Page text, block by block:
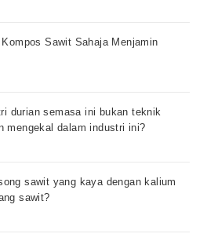
Sawit Sahaja Menjamin
durian semasa ini bukan teknik
mengekal dalam industri ini?
sawit yang kaya dengan kalium
sawit?